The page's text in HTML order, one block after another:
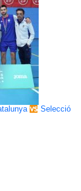
Selecció